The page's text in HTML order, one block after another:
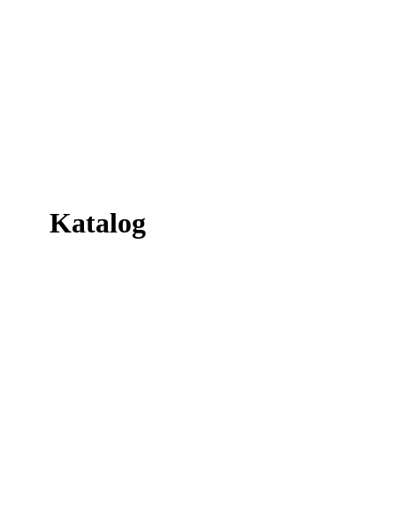
Katalog